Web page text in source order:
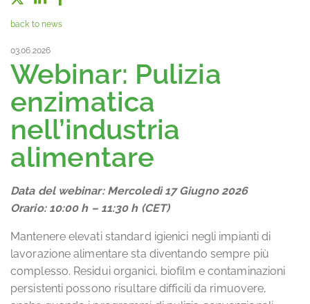
back to news
03.06.2026
Webinar: Pulizia
enzimatica
nell’industria
alimentare
Data del webinar: Mercoledì 17 Giugno 2026
Orario: 10:00 h – 11:30 h (CET)
Mantenere elevati standard igienici negli impianti di
lavorazione alimentare sta diventando sempre più
complesso. Residui organici, biofilm e contaminazioni
persistenti possono risultare difficili da rimuovere,